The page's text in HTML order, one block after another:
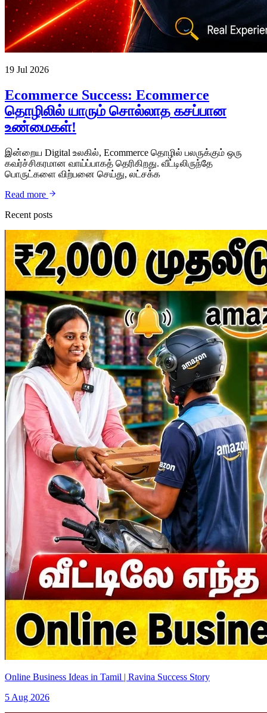
19 Jul 2026
Ecommerce Success: Ecommerce
தொழிலில் யாரும் சொல்லாத கசப்பான
உண்மைகள்!
இன்றைய Digital உலகில், Ecommerce தொழில் பலருக்கும் ஒரு
கவர்ச்சிகரமான வாய்ப்பாகத் தெரிகிறது. வீட்டிலிருந்தே
பொருட்களை விற்பனை செய்து, லட்சக்க
Read more
Recent posts
Online Business Ideas in Tamil | Ravina Success Story
5 Aug 2026